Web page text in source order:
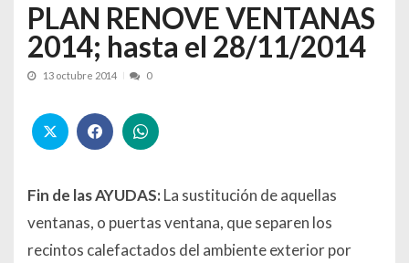
PLAN RENOVE VENTANAS
2014; hasta el 28/11/2014
13 octubre 2014 0
Fin de las AYUDAS:La sustitución de aquellas
ventanas, o puertas ventana, que separen los
recintos calefactados del ambiente exterior por